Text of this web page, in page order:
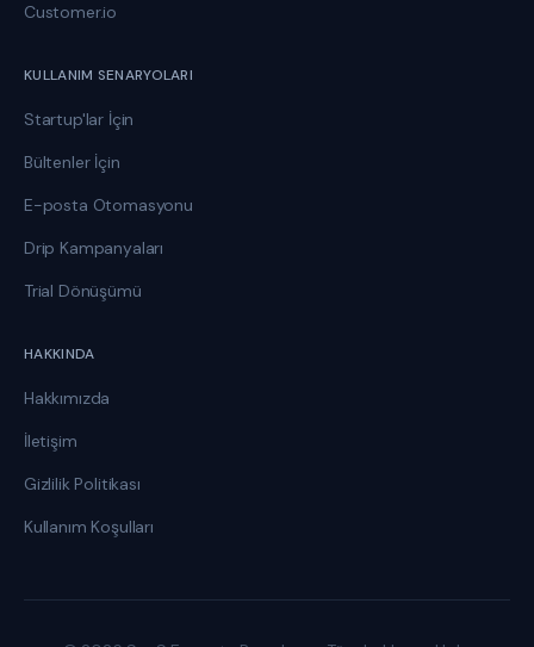
Customer.io
KULLANIM SENARYOLARI
Startup'lar İçin
Bültenler İçin
E-posta Otomasyonu
Drip Kampanyaları
Trial Dönüşümü
HAKKINDA
Hakkımızda
İletişim
Gizlilik Politikası
Kullanım Koşulları